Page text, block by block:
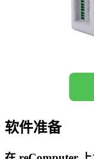
软件准备